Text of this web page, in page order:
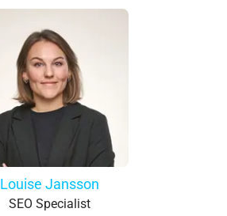
Louise Jansson
SEO Specialist